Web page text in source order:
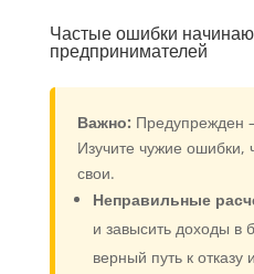
Частые ошибки
предпринимателей
Важно: Предупрежден
Изучите чужие ошибки,
свои.
Неправильные
и завысить доходы в
верный путь к отказу